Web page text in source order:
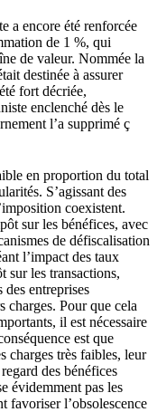
a encore été renforcée
de 1 %, qui
de valeur. Nommée la
destinée à assurer
fort décriée,
enclenché dès le
l’a supprimé ç
en proportion du total
S’agissant des
coexistent.
sur les bénéfices, avec
de défiscalisation
l’impact des taux
sur les transactions,
des entreprises
charges. Pour que cela
il est nécessaire
est que
charges très faibles, leur
des bénéfices
évidemment pas les
favoriser l’obsolescence